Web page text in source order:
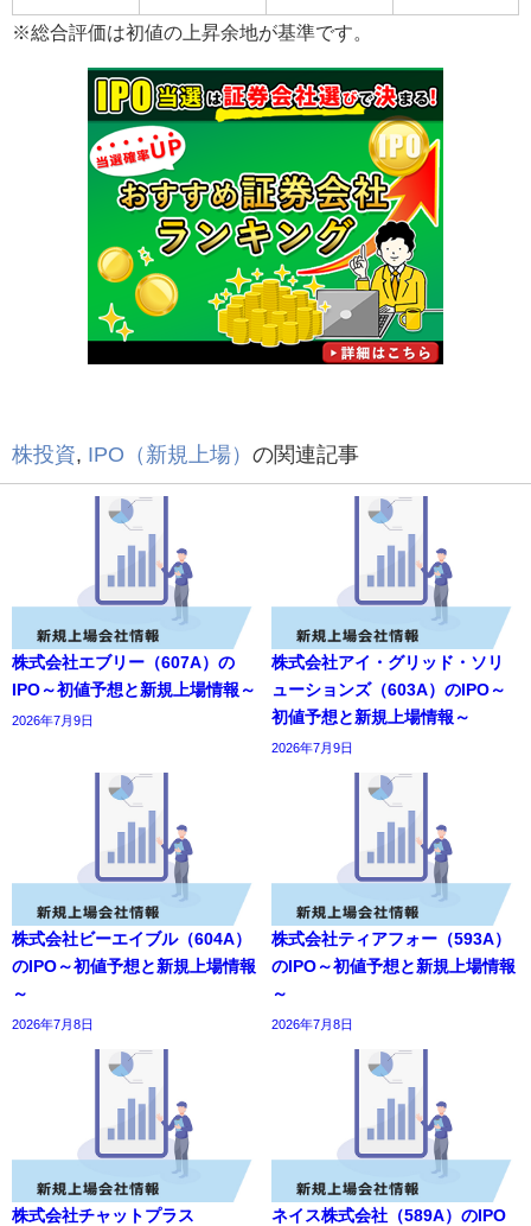
※総合評価は初値の上昇余地が基準です。
株投資, IPO（新規上場） の関連記事
株式会社エブリー（607A）の
IPO～初値予想と新規上場情報～
2026年7月9日
株式会社アイ・グリッド・ソリ
ューションズ（603A）のIPO～
初値予想と新規上場情報～
2026年7月9日
株式会社ビーエイブル（604A）
のIPO～初値予想と新規上場情報
～
2026年7月8日
株式会社ティアフォー（593A）
のIPO～初値予想と新規上場情報
～
2026年7月8日
株式会社チャットプラス ネイス株式会社（589A）のIPO